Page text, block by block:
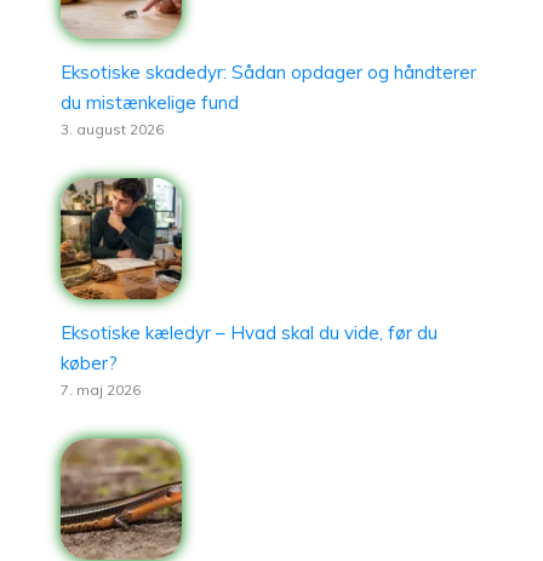
Eksotiske skadedyr: Sådan opdager og håndterer
du mistænkelige fund
3. august 2026
Eksotiske kæledyr – Hvad skal du vide, før du
køber?
7. maj 2026